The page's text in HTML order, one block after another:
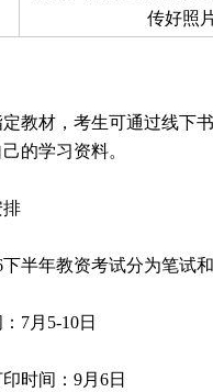
传好照
教材，考生可通过线下
的学习资料。
排
半年教资考试分为笔试
7月5-10日
时间：9月6日